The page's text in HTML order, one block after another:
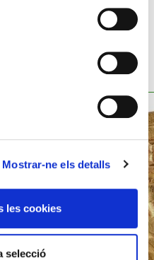
Mostrar-ne els detalls
les cookies
selecció